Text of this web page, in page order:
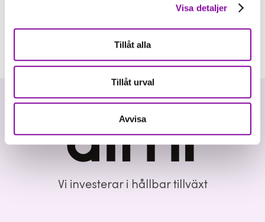
Visa detaljer
Tillåt alla
Tillåt urval
Avvisa
Vi investerar i hållbar tillväxt